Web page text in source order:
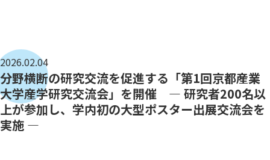
2026.02.04
分野横断の研究交流を促進する「第1回京都産業
大学産学研究交流会」を開催 — 研究者200名以
上が参加し、学内初の大型ポスター出展交流会を
実施 —